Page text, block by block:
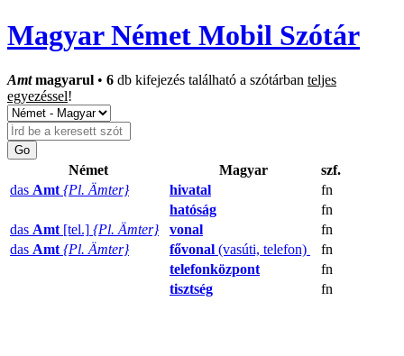
Magyar Német Mobil Szótár
Amtmagyarul • 6 db kifejezés található a szótárban teljes
egyezéssel!
Német Magyar
szf.
das Amt {Pl. Ämter} hivatal
fn
hatóság
fn
das Amt [tel.] {Pl. Ämter} vonal
fn
das Amt {Pl. Ämter} fővonal (vasúti, telefon)
fn
telefonközpont
fn
tisztség
fn